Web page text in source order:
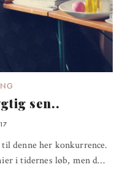
sen..
denne her konkurrence.
i tidernes løb, men d…